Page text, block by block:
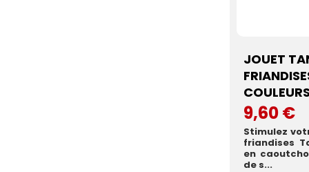
JOUET
9,60 €
Stimulez
friandises
en
de s...